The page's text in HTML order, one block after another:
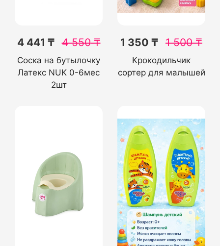
4 441 ₸ 4 550₸
Соска на бутылочку
Латекс NUK 0-6мес
2шт
1 350 ₸ 1 500₸
Крокодильчик
сортер для малышей